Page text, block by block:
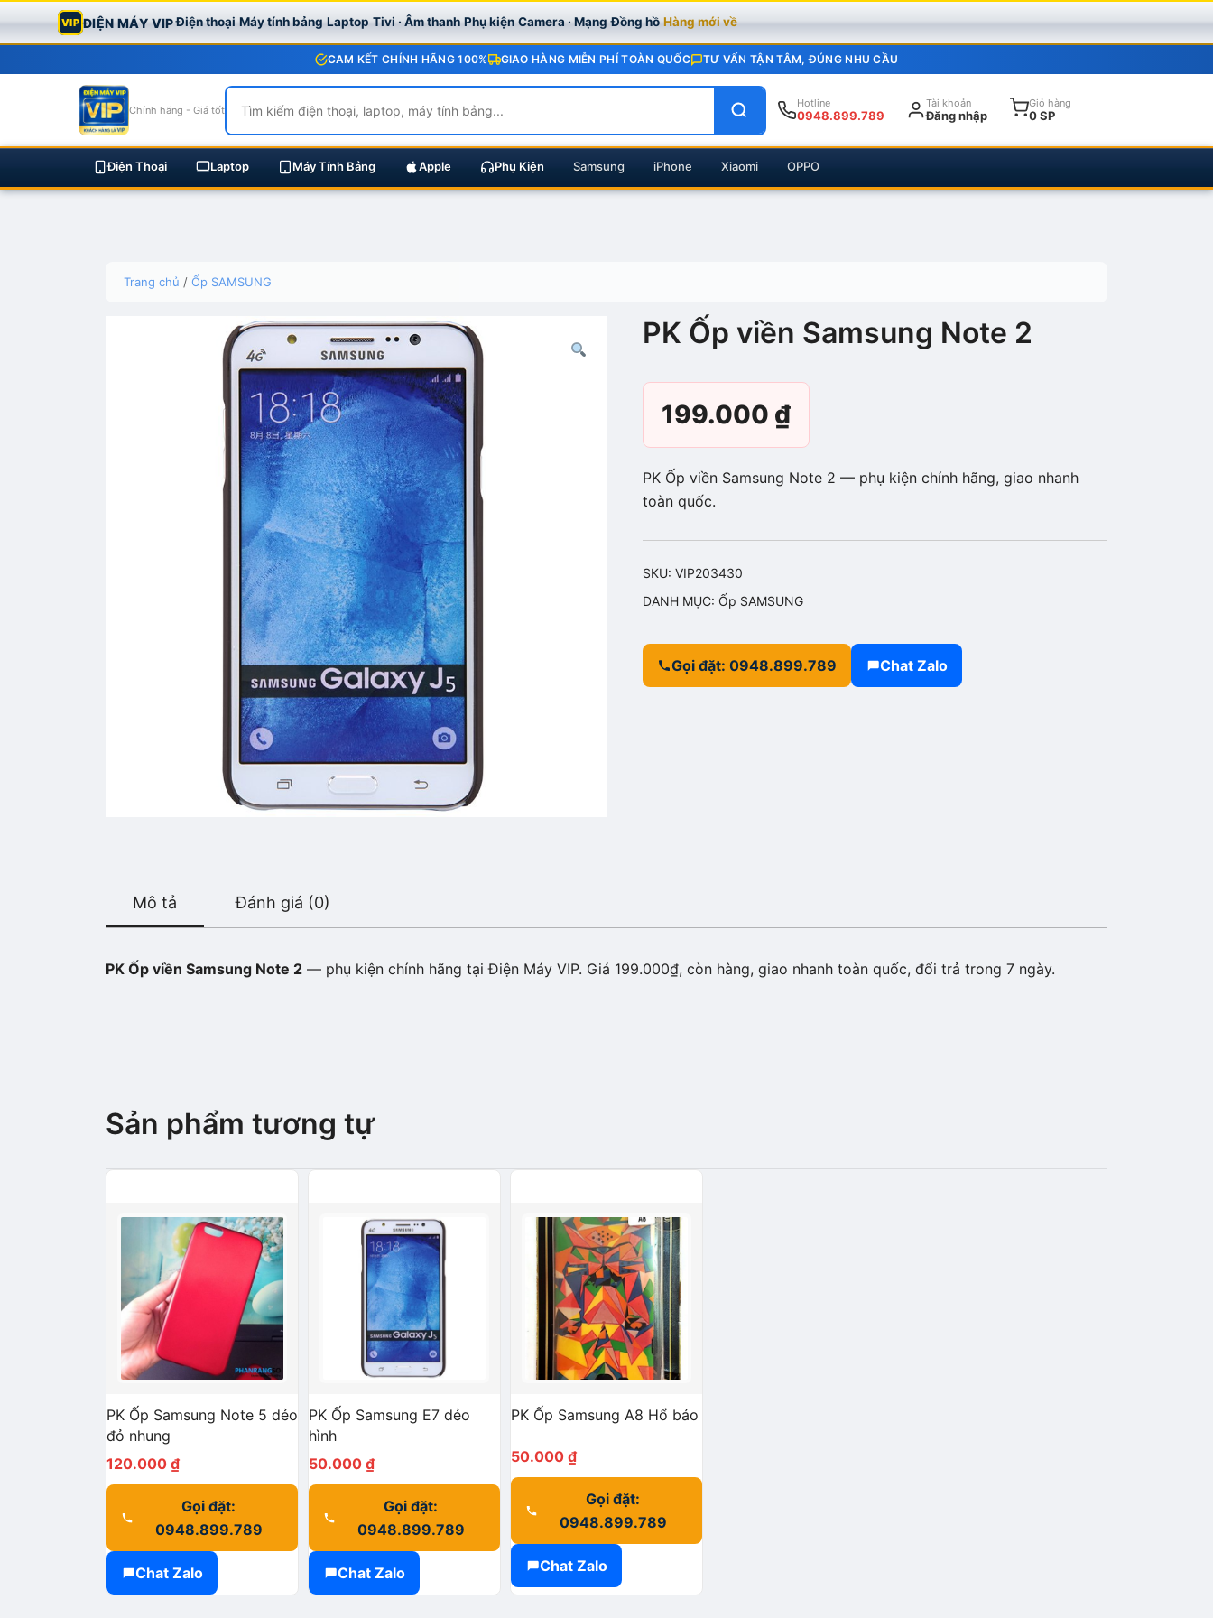
VIP ĐIỆN MÁY VIPĐiện thoại Máy tính bảng Laptop Tivi · Âm thanh Phụ kiện Camera · Mạng Đồng hồ Hàng mới về
CAM KẾT CHÍNH HÃNG 100% GIAO HÀNG MIỄN PHÍ TOÀN QUỐC TƯ VẤN TẬN TÂM, ĐÚNG NHU CẦU
Chính hãng - Giá tốt
Hotline
0948.899.789
Tài khoản
Đăng nhập
Giỏ hàng
0 SP
Điện Thoại Laptop Máy Tính Bảng Apple Phụ Kiện Samsung iPhone Xiaomi OPPO
Trang chủ / Ốp SAMSUNG
PK Ốp viền Samsung Note 2
199.000 ₫
PK Ốp viền Samsung Note 2 — phụ kiện chính hãng, giao nhanh
toàn quốc.
SKU: VIP203430
DANH MỤC: Ốp SAMSUNG
Gọi đặt: 0948.899.789 Chat Zalo
Mô tả Đánh giá (0)
PK Ốp viền Samsung Note 2 — phụ kiện chính hãng tại Điện Máy VIP. Giá 199.000₫, còn hàng, giao nhanh toàn quốc, đổi trả trong 7 ngày.
Sản phẩm tương tự
PK Ốp Samsung Note 5 dẻo
đỏ nhung
120.000 ₫
Gọi đặt:
0948.899.789
Chat Zalo
PK Ốp Samsung E7 dẻo
hình
50.000 ₫
Gọi đặt:
0948.899.789
Chat Zalo
PK Ốp Samsung A8 Hổ báo
50.000 ₫
Gọi đặt:
0948.899.789
Chat Zalo